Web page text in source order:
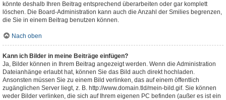
könnte deshalb Ihren Beitrag entsprechend überarbeiten oder gar komplett
löschen. Die Board-Administration kann auch die Anzahl der Smilies begrenzen,
die Sie in einem Beitrag benutzen können.
Nach oben
Kann ich Bilder in meine Beiträge einfügen?
Ja, Bilder können in Ihrem Beitrag angezeigt werden. Wenn die Administration
Dateianhänge erlaubt hat, können Sie das Bild auch direkt hochladen.
Ansonsten müssen Sie zu einem Bild verlinken, das auf einem öffentlich
zugänglichen Server liegt, z. B. http://www.domain.tld/mein-bild.gif. Sie können
weder Bilder verlinken, die sich auf Ihrem eigenen PC befinden (außer es ist ein